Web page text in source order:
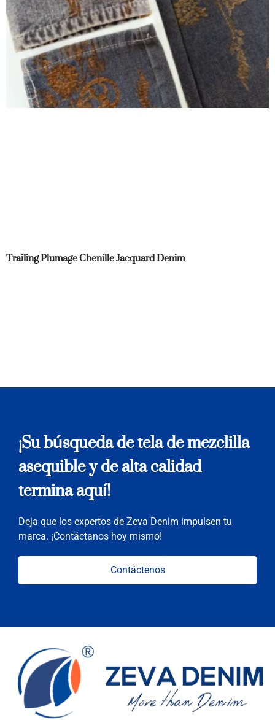
Trailing Plumage Chenille Jacquard Denim
¡Su búsqueda de tela de mezclilla
asequible y de alta calidad
termina aquí!
Deja que los expertos de Zeva Denim impulsen tu
marca. ¡Contáctanos hoy mismo!
Contáctenos